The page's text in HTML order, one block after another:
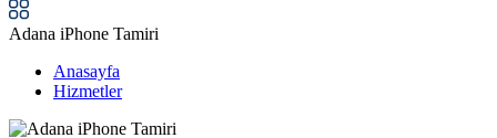
Adana iPhone Tamiri
Anasayfa
Hizmetler